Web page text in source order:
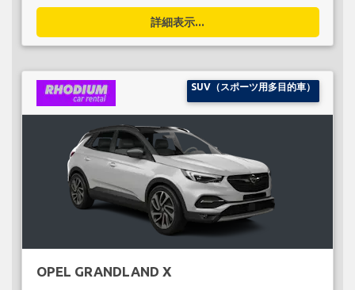
詳細表示...
SUV（スポーツ用多目的車）
OPEL GRANDLAND X